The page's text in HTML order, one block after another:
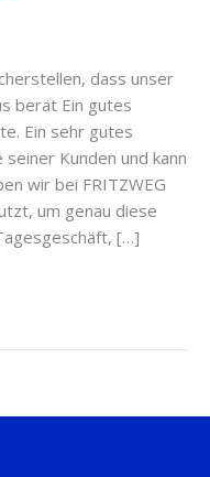
dass unser
berät Ein gutes
Ein sehr gutes
Kunden und kann
wir bei FRITZWEG
um genau diese
[…]